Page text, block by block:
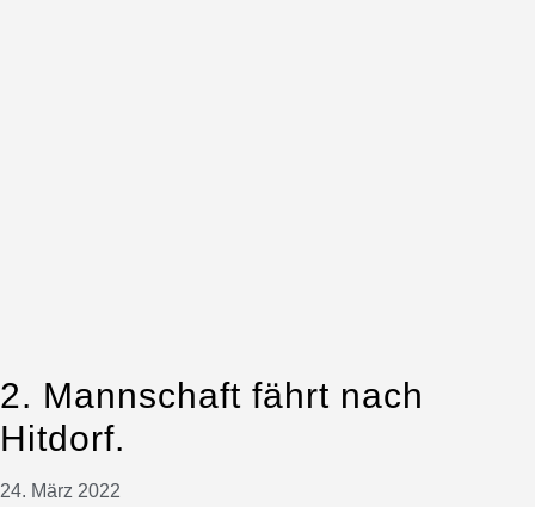
2. Mannschaft fährt nach
Hitdorf.
24. März 2022